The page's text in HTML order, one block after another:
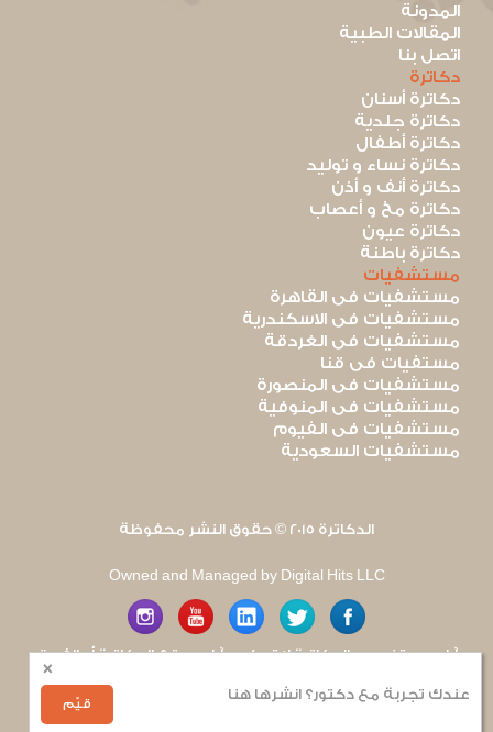
×
قيّم
عندك تجربة مع دكتور؟ انشرها هنا
المدونة
المقالات الطبية
اتصل بنا
دكاترة
دكاترة أسنان
دكاترة جلدية
دكاترة أطفال
دكاترة نساء و توليد
دكاترة أنف و أذن
دكاترة مخ و أعصاب
دكاترة عيون
دكاترة باطنة
مستشفيات
مستشفيات فى القاهرة
مستشفيات فى الاسكندرية
مستشفيات فى الغردقة
مستفيات فى قنا
مستشفيات فى المنصورة
مستشفيات فى المنوفية
مستشفيات فى الفيوم
مستشفيات السعودية
الدكاترة 2015 © حقوق النشر محفوظة
Owned and Managed by Digital Hits LLC
آراء مستخدمى الدكاترة لا تعكس آراء موقع الدكاترة أو الفريق
العامل به. يتم بذل قصارى الجهد لضمان منع نشر أى اساءة أو
هجوم شخصى.للإبلاغ عن أى إساءة